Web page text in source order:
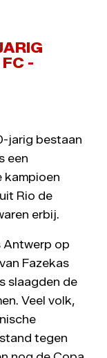
-
jarig bestaan
een
kampioen
Rio de
erbij.
Antwerp op
Fazekas
slaagden de
Veel volk,
tegen